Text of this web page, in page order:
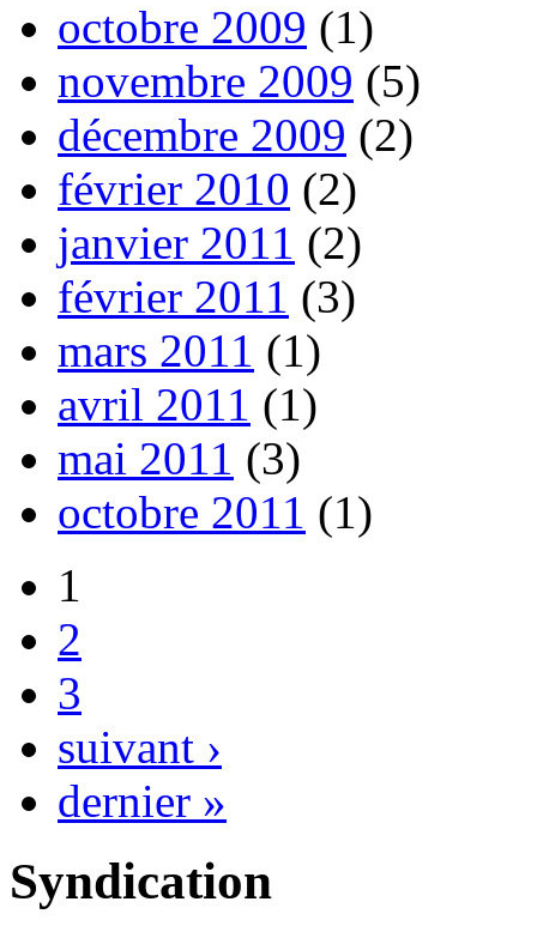
octobre 2009 (1)
novembre 2009 (5)
décembre 2009 (2)
février 2010 (2)
janvier 2011 (2)
février 2011 (3)
mars 2011 (1)
avril 2011 (1)
mai 2011 (3)
octobre 2011 (1)
1
2
3
suivant ›
dernier »
Syndication